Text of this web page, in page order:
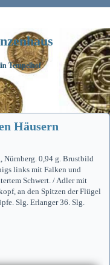
Tempelhof
Häusern
Nürnberg. 0,94 g. Brustbild
links mit Falken und
Schwert. / Adler mit
an den Spitzen der Flügel
Slg. Erlanger 36. Slg.